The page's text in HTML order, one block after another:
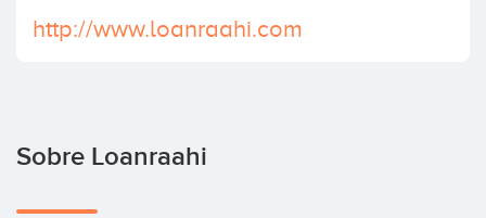
http://www.loanraahi.com
Sobre Loanraahi